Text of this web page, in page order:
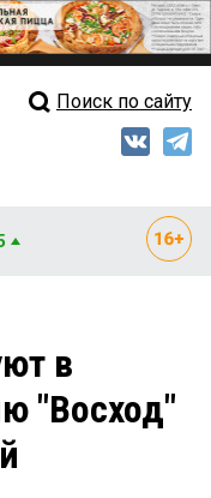
выпуск
Поиск по сайту
в
"Восход"